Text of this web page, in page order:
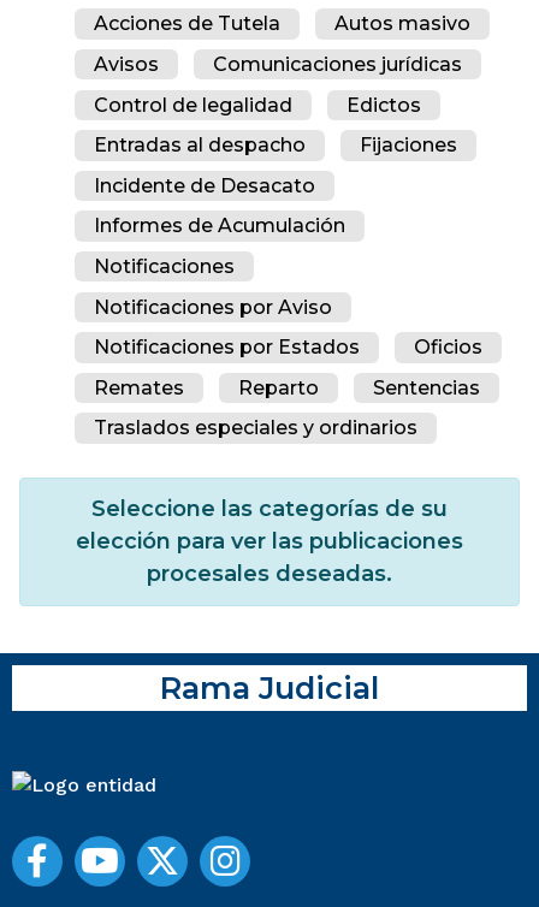
Acciones de Tutela
Autos masivo
Avisos
Comunicaciones jurídicas
Control de legalidad
Edictos
Entradas al despacho
Fijaciones
Incidente de Desacato
Informes de Acumulación
Notificaciones
Notificaciones por Aviso
Notificaciones por Estados
Oficios
Remates
Reparto
Sentencias
Traslados especiales y ordinarios
Seleccione las categorías de su
elección para ver las publicaciones
procesales deseadas.
Rama Judicial